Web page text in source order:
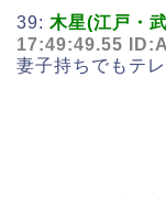
39: 木星(江戸・
17:49:49.55
妻子持ちでもテ